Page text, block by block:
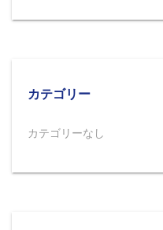
カテゴリー
カテゴリーなし